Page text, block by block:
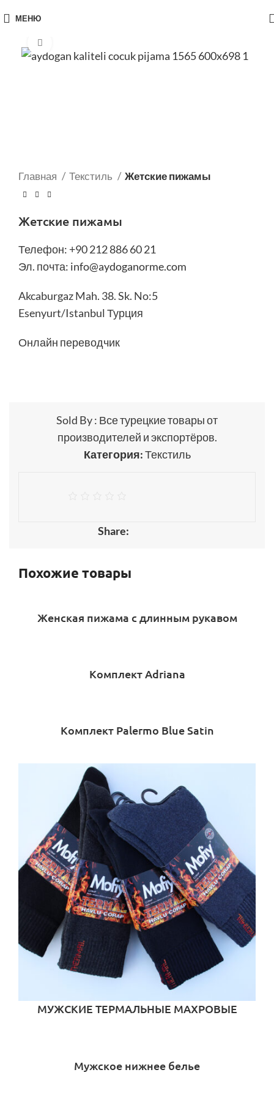
МЕНЮ
Главная Текстиль Жетские пижамы
Жетские пижамы
Телефон: +90 212 886 60 21
Эл. почта: info@aydoganorme.com
Akcaburgaz Mah. 38. Sk. No:5
Esenyurt/Istanbul Турция
Онлайн переводчик
Sold By : Все турецкие товары от
производителей и экспортёров.
Категория:Текстиль
Share:
Похожие товары
Женская пижама с длинным рукавом
Комплект Adriana
Комплект Palermo Blue Satin
МУЖСКИЕ ТЕРМАЛЬНЫЕ МАХРОВЫЕ
Мужское нижнее белье